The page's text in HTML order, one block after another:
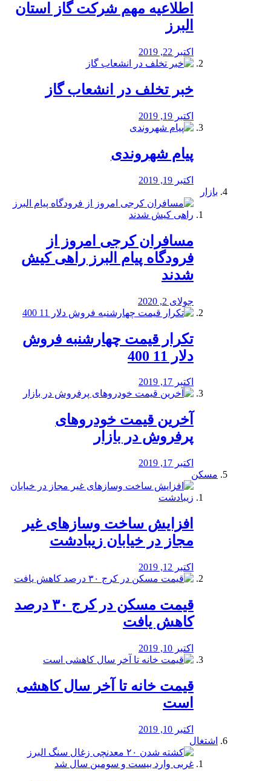
️اطلاعیه مهم شرکت گاز استان
البرز
اکتبر 22, 2019
خبر تخلف در انشعاب گاز
اکتبر 19, 2019
پیام شهروندی
اکتبر 19, 2019
بازار
مسافران کرجی امروز از
فرودگاه پیام البرز راهی کیش
شدند
جولای 2, 2020
تکرار قیمت چهارشنبه فروش
دلار 11 400
اکتبر 17, 2019
آخرین قیمت خودرو‌های
پرفروش در بازار
اکتبر 17, 2019
مسکن
افزایش ساخت وسازهای غیر
مجاز در خیابان زیبادشت
اکتبر 12, 2019
️قیمت مسکن در کرج ۳۰ درصد
کاهش یافت
اکتبر 10, 2019
قیمت خانه تا آخر سال کاهشی
است
اکتبر 10, 2019
اشتغال